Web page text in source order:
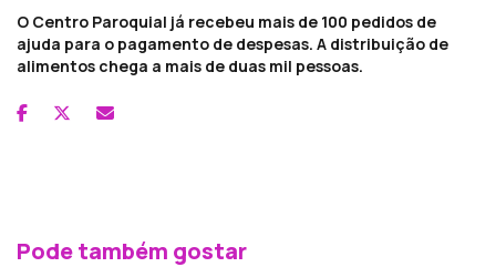
O Centro Paroquial já recebeu mais de 100 pedidos de
ajuda para o pagamento de despesas. A distribuição de
alimentos chega a mais de duas mil pessoas.
Pode também gostar